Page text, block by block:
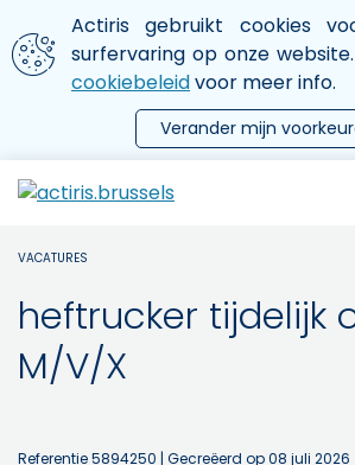
Aller au contenu principal
We gebruiken cookies
Actiris gebruikt cookies
surfervaring op onze
cookiebeleidvoor meer info.
Verander mijn
le menu
VACATURES
heftrucker tijdelijk
M/V/X
Referentie 5894250 | Gecreëerd op 08 juli 2026